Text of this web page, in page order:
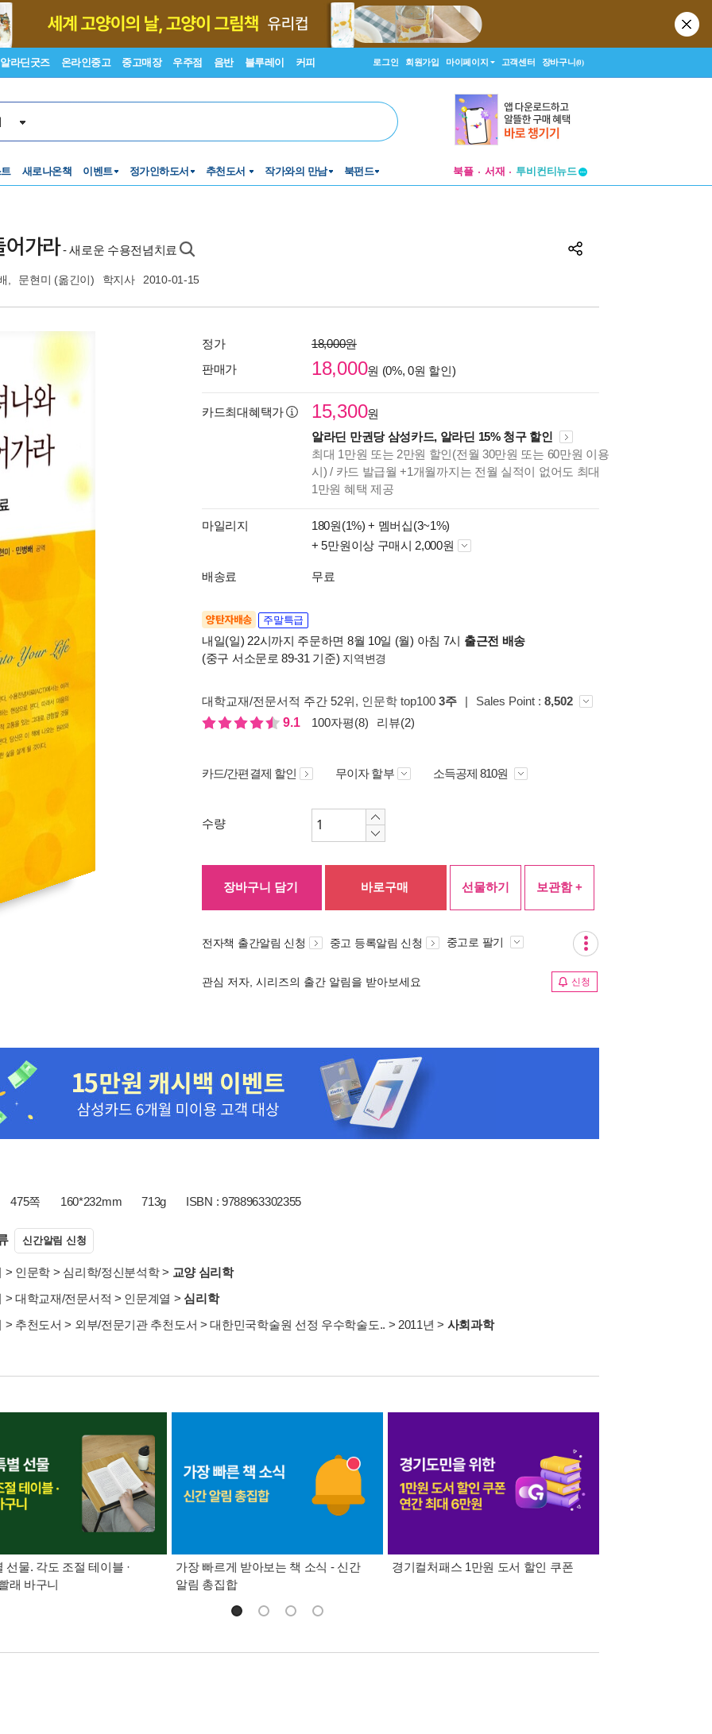
알라딘굿즈 온라인중고 중고매장 우주점 음반 블루레이 커피 로그인 회원가입 마이페이지 고객센터 장바구니(0)
새로나온책 이벤트 정가인하도서 추천도서 작가와의 만남 북펀드 북플 서재
투비컨티뉴드
어가라- 새로운 수용전념치료
문현미 (옮긴이) 학지사 2010-01-15
정가
18,000원
판매가
18,000원 (0%, 0원 할인)
카드최대혜택가 15,300원
알라딘 만권당 삼성카드, 알라딘 15% 청구 할인
최대 1만원 또는 2만원 할인(전월 30만원 또는 60만원 이용
시) / 카드 발급월 +1개월까지는 전월 실적이 없어도 최대
1만원 혜택 제공
마일리지 180원(1%) + 멤버십(3~1%)
+ 5만원이상 구매시 2,000원
배송료 무료
양탄자배송 주말특급
내일(일) 22시까지 주문하면 8월 10일 (월) 아침 7시 출근전 배송
(중구 서소문로 89-31 기준) 지역변경
대학교재/전문서적 주간 52위, 인문학 top100 3주 | Sales Point : 8,502
9.1
100자평(8) 리뷰(2)
카드/간편결제 할인 무이자 할부 소득공제 810원
수량
장바구니 담기 바로구매 선물하기 보관함 +
전자책 출간알림 신청 중고 등록알림 신청 중고로 팔기
관심 저자, 시리즈의 출간 알림을 받아보세요 신청
475쪽 160*232mm 713g ISBN : 9788963302355
신간알림 신청
> 인문학 > 심리학/정신분석학> 교양 심리학
> 대학교재/전문서적 > 인문계열 > 심리학
> 추천도서 > 외부/전문기관 추천도서 >대한민국학술원 선정 우수학술도.. > 2011년 > 사회과학
선물. 각도 조절 테이블 ·
래 바구니
가장 빠르게 받아보는 책 소식 - 신간
알림 총집합
경기컬처패스 1만원 도서 할인 쿠폰